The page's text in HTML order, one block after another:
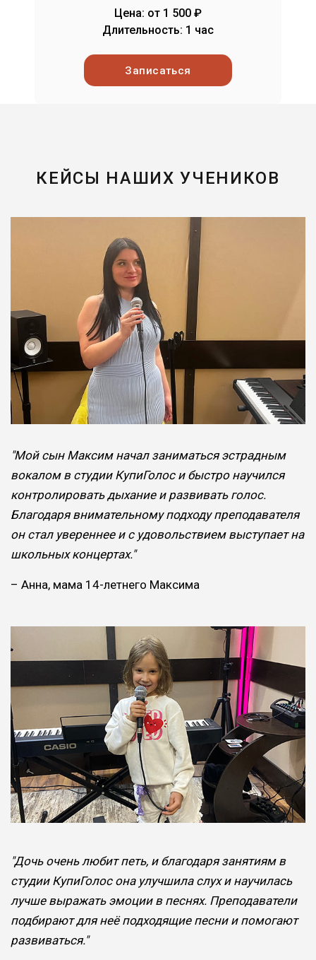
Цена: от 1 500 ₽
Длительность: 1 час
Записаться
КЕЙСЫ НАШИХ УЧЕНИКОВ
"Мой сын Максим начал заниматься эстрадным
вокалом в студии КупиГолос и быстро научился
контролировать дыхание и развивать голос.
Благодаря внимательному подходу преподавателя
он стал увереннее и с удовольствием выступает на
школьных концертах."
– Анна, мама 14-летнего Максима
"Дочь очень любит петь, и благодаря занятиям в
студии КупиГолос она улучшила слух и научилась
лучше выражать эмоции в песнях. Преподаватели
подбирают для неё подходящие песни и помогают
развиваться."